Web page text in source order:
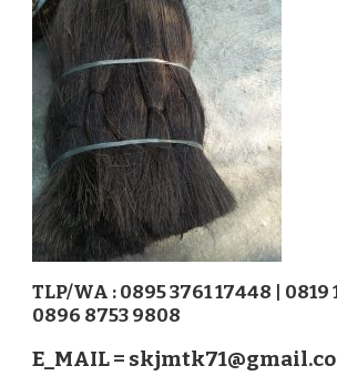
TLP/WA : 0895 3761 17448 | 0819
0896 8753 9808
E_MAIL =